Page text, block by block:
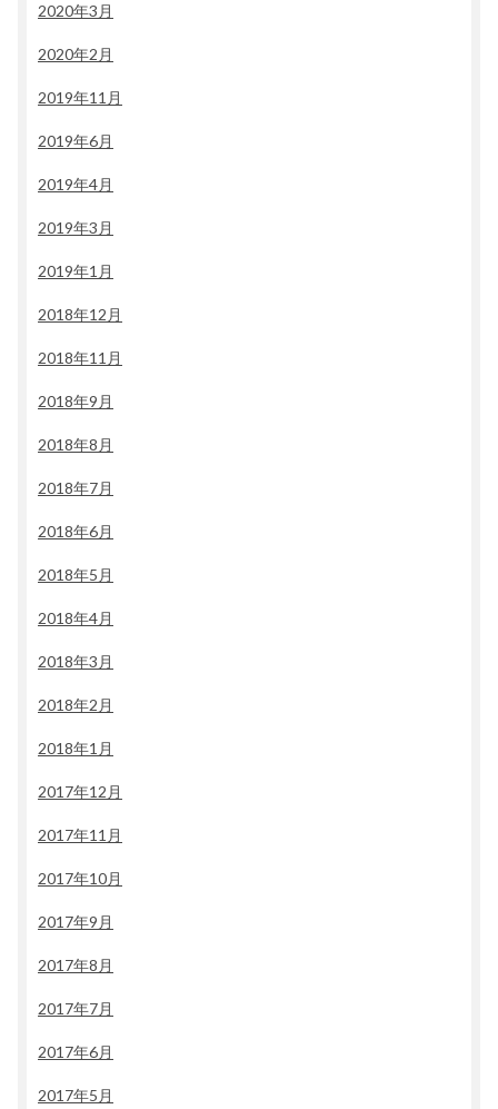
2020年3月
2020年2月
2019年11月
2019年6月
2019年4月
2019年3月
2019年1月
2018年12月
2018年11月
2018年9月
2018年8月
2018年7月
2018年6月
2018年5月
2018年4月
2018年3月
2018年2月
2018年1月
2017年12月
2017年11月
2017年10月
2017年9月
2017年8月
2017年7月
2017年6月
2017年5月